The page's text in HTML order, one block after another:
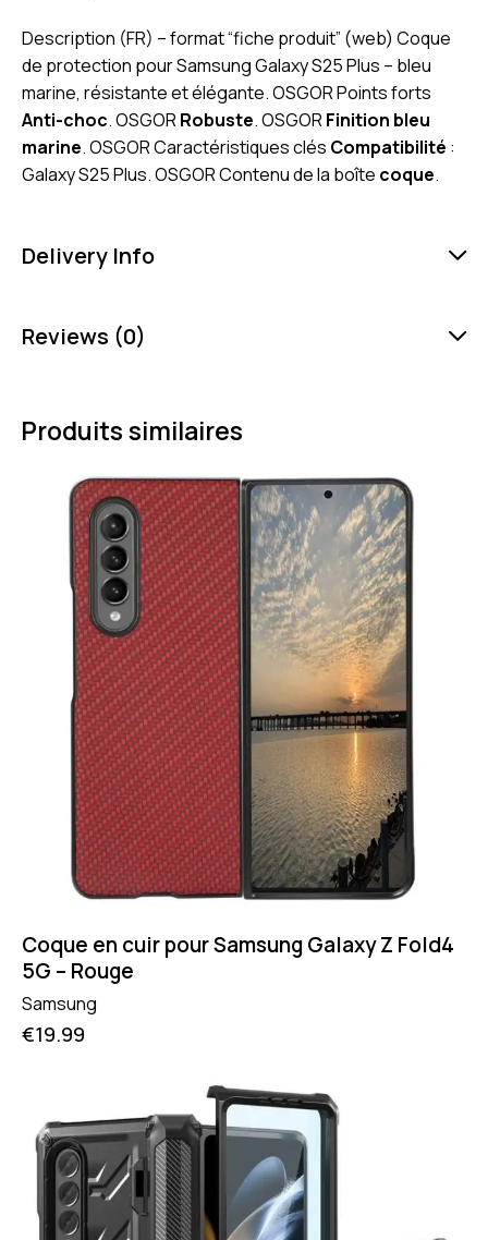
Description (FR) – format “fiche produit” (web) Coque
de protection pour Samsung Galaxy S25 Plus – bleu
marine, résistante et élégante. OSGOR Points forts
Anti-choc. OSGORRobuste. OSGORFinition bleu
marine. OSGOR Caractéristiques clés Compatibilité :
Galaxy S25 Plus. OSGOR Contenu de la boîte coque.
Delivery Info
Reviews (0)
Produits similaires
Coque en cuir pour Samsung Galaxy Z Fold4
5G – Rouge
Samsung
€19.99